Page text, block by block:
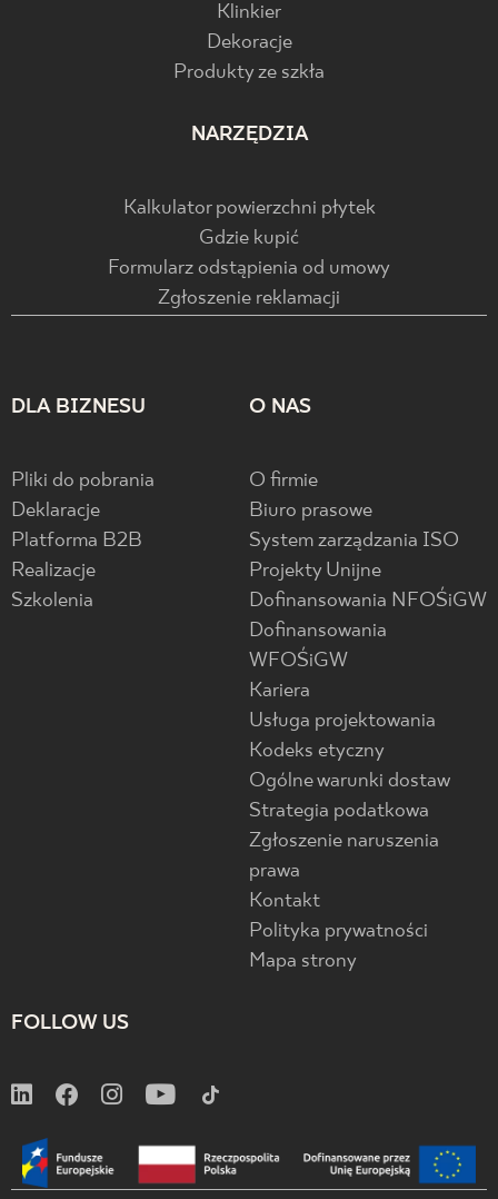
Klinkier
Dekoracje
Produkty ze szkła
NARZĘDZIA
Kalkulator powierzchni płytek
Gdzie kupić
Formularz odstąpienia od umowy
Zgłoszenie reklamacji
DLA BIZNESU
Pliki do pobrania
Deklaracje
Platforma B2B
Realizacje
Szkolenia
O NAS
O firmie
Biuro prasowe
System zarządzania ISO
Projekty Unijne
Dofinansowania NFOŚiGW
Dofinansowania
WFOŚiGW
Kariera
Usługa projektowania
Kodeks etyczny
Ogólne warunki dostaw
Strategia podatkowa
Zgłoszenie naruszenia
prawa
Kontakt
Polityka prywatności
Mapa strony
FOLLOW US